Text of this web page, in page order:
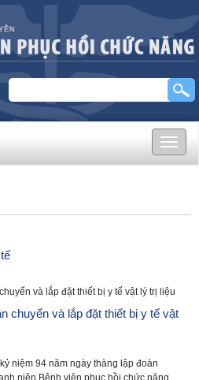
Toggle
chuyển và lắp đặt thiết bị y tế vật